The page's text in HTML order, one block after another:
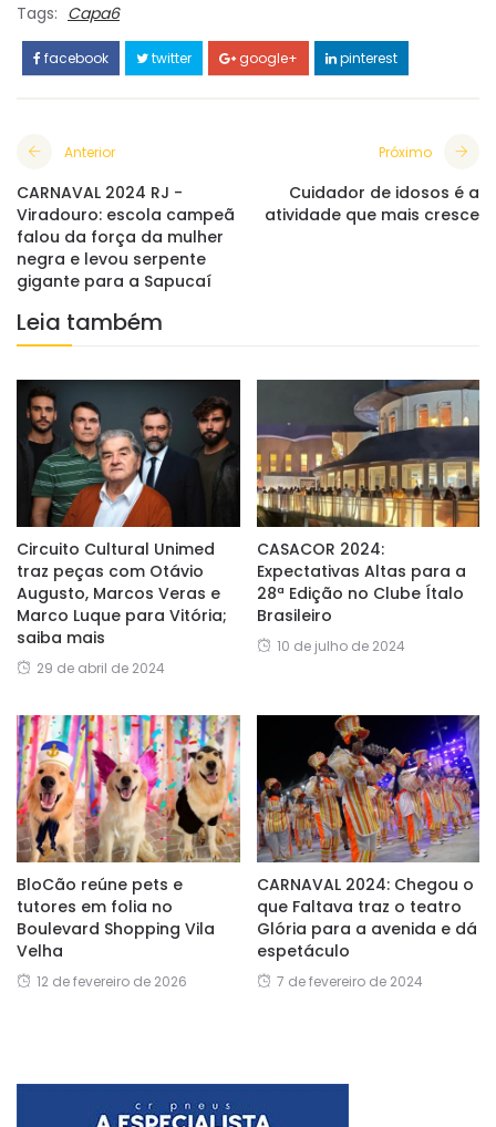
Tags: Capa6
facebook twitter google+ pinterest
Anterior
CARNAVAL 2024 RJ -
Viradouro: escola campeã
falou da força da mulher
negra e levou serpente
gigante para a Sapucaí
Próximo
Cuidador de idosos é a
atividade que mais cresce
Leia também
Circuito Cultural Unimed
traz peças com Otávio
Augusto, Marcos Veras e
Marco Luque para Vitória;
saiba mais
29 de abril de 2024
CASACOR 2024:
Expectativas Altas para a
28ª Edição no Clube Ítalo
Brasileiro
10 de julho de 2024
BloCão reúne pets e
tutores em folia no
Boulevard Shopping Vila
Velha
12 de fevereiro de 2026
CARNAVAL 2024: Chegou o
que Faltava traz o teatro
Glória para a avenida e dá
espetáculo
7 de fevereiro de 2024